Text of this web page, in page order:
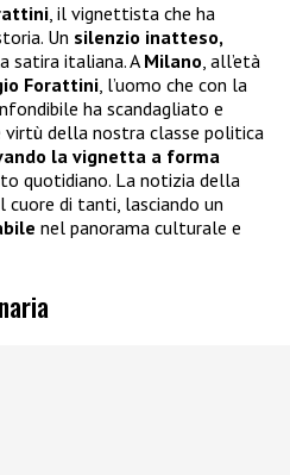
, il vignettista che ha
Un silenzio inatteso,
satira italiana. A Milano, all’età
Forattini, l’uomo che con la
ha scandagliato e
virtù della nostra classe politica
la vignetta a forma
quotidiano. La notizia della
di tanti, lasciando un
nel panorama culturale e